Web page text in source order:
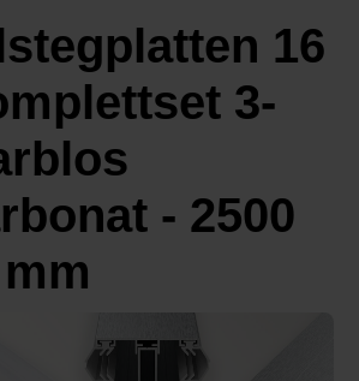
16
3-
- 2500